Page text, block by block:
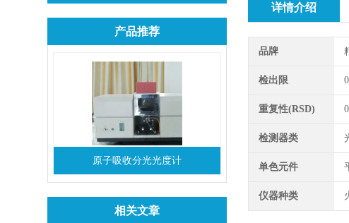
产品推荐
原子吸收分光光度计
相关文章
详情介绍
品牌
检出限
重复性(RSD)
检测器类
单色元件
仪器种类